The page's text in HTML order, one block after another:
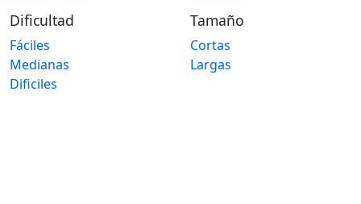
Dificultad
Fáciles
Medianas
Dificiles
Tamaño
Cortas
Largas